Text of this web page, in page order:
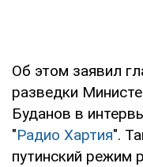
Об этом заявил
разведки
Буданов в
"Радио Хартия".
путинский режим